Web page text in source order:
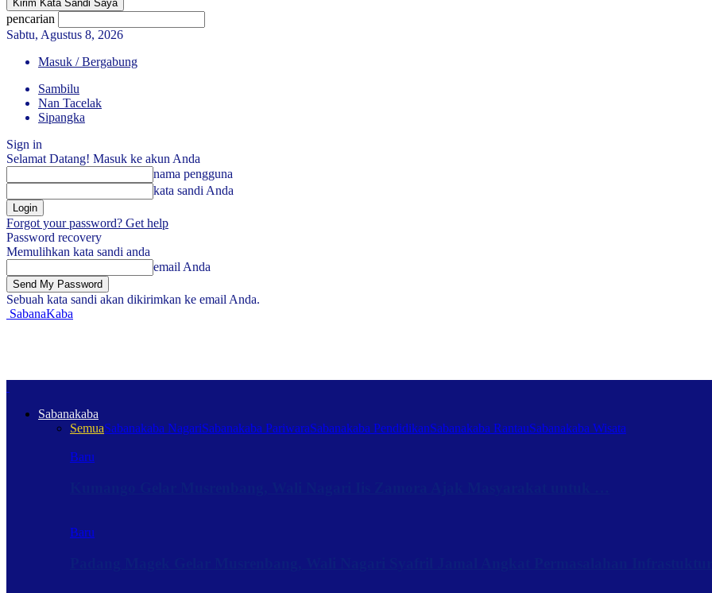
pencarian
Sabtu, Agustus 8, 2026
Masuk / Bergabung
Sambilu
Nan Tacelak
Sipangka
Sign in
Selamat Datang! Masuk ke akun Anda
nama pengguna
kata sandi Anda
Forgot your password? Get help
Password recovery
Memulihkan kata sandi anda
email Anda
Sebuah kata sandi akan dikirimkan ke email Anda.
SabanaKaba
Sabanakaba
SemuaSabanakaba NagariSabanakaba PariwaraSabanakaba PendidikanSabanakaba RantauSabanakaba Wisata
Baru
Baru